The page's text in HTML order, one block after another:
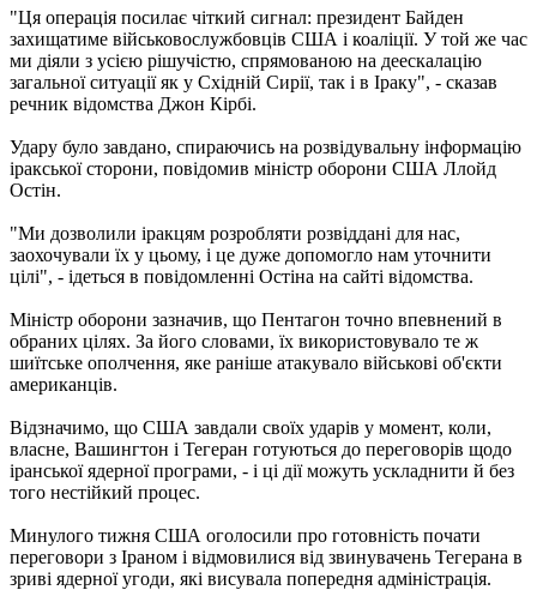
"Ця операція посилає чіткий сигнал: президент Байден
захищатиме військовослужбовців США і коаліції. У той же час
ми діяли з усією рішучістю, спрямованою на деескалацію
загальної ситуації як у Східній Сирії, так і в Іраку", - сказав
речник відомства Джон Кірбі.
Удару було завдано, спираючись на розвідувальну інформацію
іракської сторони, повідомив міністр оборони США Ллойд
Остін.
"Ми дозволили іракцям розробляти розвіддані для нас,
заохочували їх у цьому, і це дуже допомогло нам уточнити
цілі", - ідеться в повідомленні Остіна на сайті відомства.
Міністр оборони зазначив, що Пентагон точно впевнений в
обраних цілях. За його словами, їх використовувало те ж
шиїтське ополчення, яке раніше атакувало військові об'єкти
американців.
Відзначимо, що США завдали своїх ударів у момент, коли,
власне, Вашингтон і Тегеран готуються до переговорів щодо
іранської ядерної програми, - і ці дії можуть ускладнити й без
того нестійкий процес.
Минулого тижня США оголосили про готовність почати
переговори з Іраном і відмовилися від звинувачень Тегерана в
зриві ядерної угоди, які висувала попередня адміністрація.